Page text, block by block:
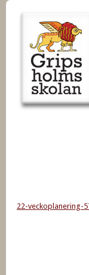
22-veckoplanering-